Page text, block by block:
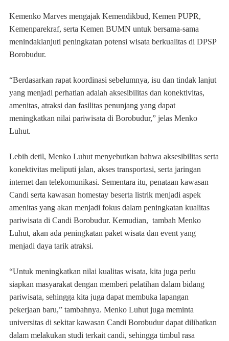
Kemenko Marves mengajak Kemendikbud, Kemen PUPR,
Kemenparekraf, serta Kemen BUMN untuk bersama-sama
menindaklanjuti peningkatan potensi wisata berkualitas di DPSP
Borobudur.
“Berdasarkan rapat koordinasi sebelumnya, isu dan tindak lanjut
yang menjadi perhatian adalah aksesibilitas dan konektivitas,
amenitas, atraksi dan fasilitas penunjang yang dapat
meningkatkan nilai pariwisata di Borobudur,” jelas Menko
Luhut.
Lebih detil, Menko Luhut menyebutkan bahwa aksesibilitas serta
konektivitas meliputi jalan, akses transportasi, serta jaringan
internet dan telekomunikasi. Sementara itu, penataan kawasan
Candi serta kawasan homestay beserta listrik menjadi aspek
amenitas yang akan menjadi fokus dalam peningkatan kualitas
pariwisata di Candi Borobudur. Kemudian, tambah Menko
Luhut, akan ada peningkatan paket wisata dan event yang
menjadi daya tarik atraksi.
“Untuk meningkatkan nilai kualitas wisata, kita juga perlu
siapkan masyarakat dengan memberi pelatihan dalam bidang
pariwisata, sehingga kita juga dapat membuka lapangan
pekerjaan baru,” tambahnya. Menko Luhut juga meminta
universitas di sekitar kawasan Candi Borobudur dapat dilibatkan
dalam melakukan studi terkait candi, sehingga timbul rasa